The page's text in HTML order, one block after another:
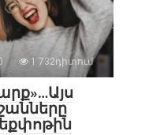
1 732դիտում